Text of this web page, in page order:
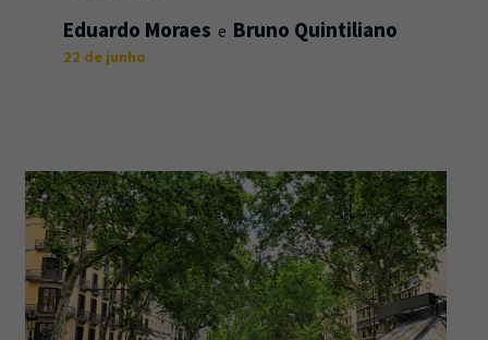
Eduardo Moraes Bruno Quintiliano
22 de junho